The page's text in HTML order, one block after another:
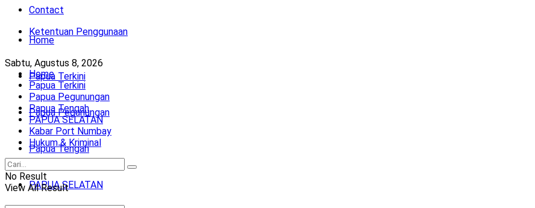
Contact
Ketentuan Penggunaan
Sabtu, Agustus 8, 2026
Home
Papua Terkini
Papua Pegunungan
Papua Tengah
PAPUA SELATAN
Home
Papua Terkini
Papua Pegunungan
Papua Tengah
PAPUA SELATAN
Kabar Port Numbay
Hukum & Kriminal
No Result
View All Result